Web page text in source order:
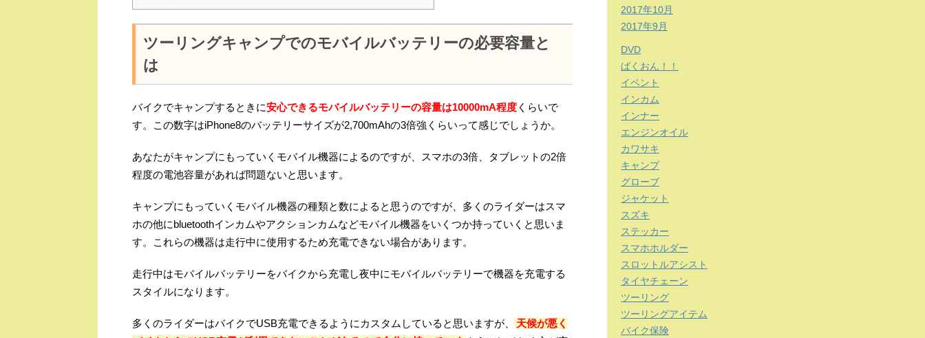
ツーリングキャンプでのモバイルバッテリーの必要容量と
は
バイクでキャンプするときに安心できるモバイルバッテリーの容量は10000mA程度 くらいで
す。この数字はiPhone8のバッテリーサイズが2,700mAhの3倍強くらいって感じでしょうか。
あなたがキャンプにもっていくモバイル機器によるのですが、スマホの3倍、タブレットの2倍
程度の電池容量があれば問題ないと思います。
キャンプにもっていくモバイル機器の種類と数によると思うのですが、多くのライダーはスマ
ホの他にbluetoothインカムやアクションカムなどモバイル機器をいくつか持っていくと思いま
す。これらの機器は走行中に使用するため充電できない場合があります。
走行中はモバイルバッテリーをバイクから充電し夜中にモバイルバッテリーで機器を充電する
スタイルになります。
多くのライダーはバイクでUSB充電できるようにカスタムしていると思いますが、
天候が悪く
2017年10月
2017年9月
DVD
ばくおん！！
イベント
インカム
インナー
エンジンオイル
カワサキ
キャンプ
グローブ
ジャケット
スズキ
ステッカー
スマホホルダー
スロットルアシスト
タイヤチェーン
ツーリング
ツーリングアイテム
バイク保険